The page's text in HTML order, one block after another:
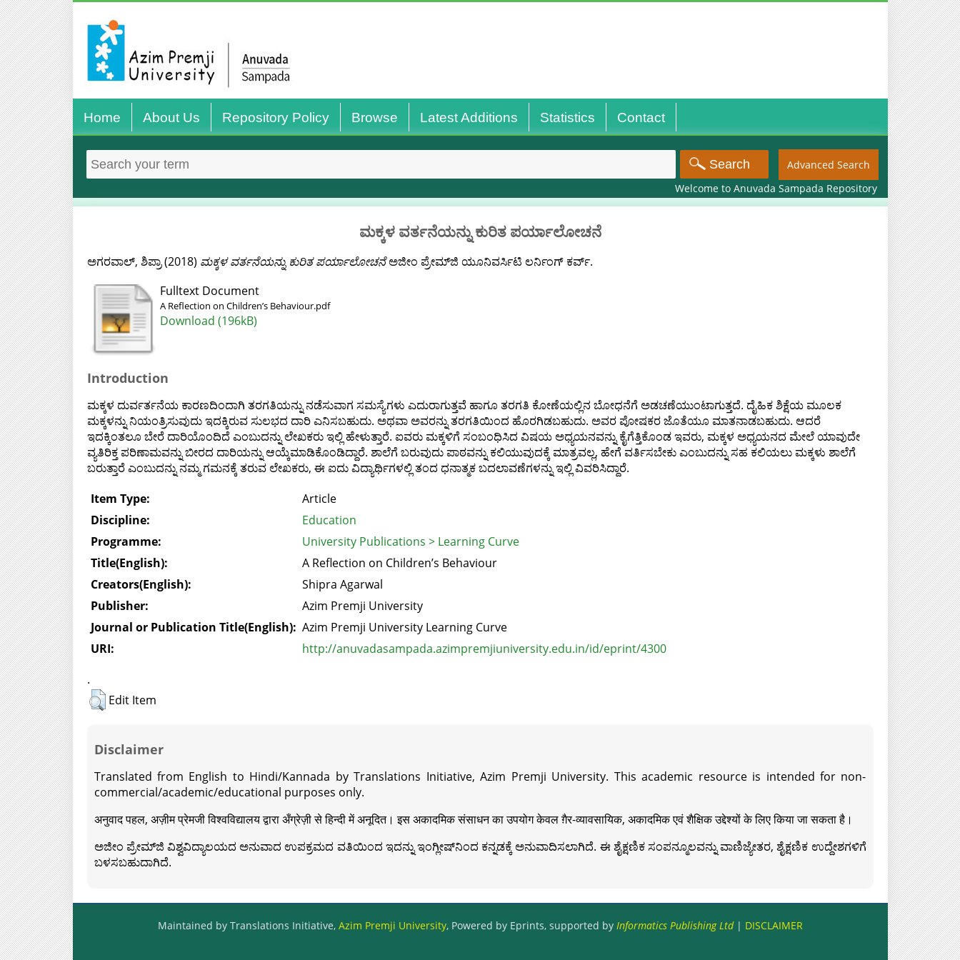
Home About Us Repository Policy Browse Latest Additions Statistics Contact
Advanced Search
Welcome to Anuvada Sampada Repository
ಮಕ್ಕಳ ವರ್ತನೆಯನ್ನು ಕುರಿತ ಪರ್ಯಾಲೋಚನೆ
ಅಗರವಾಲ್, ಶಿಪ್ರಾ(2018) ಮಕ್ಕಳ ವರ್ತನೆಯನ್ನು ಕುರಿತ ಪರ್ಯಾಲೋಚನೆಅಜೀಂ ಪ್ರೇಮ್‌ಜಿ ಯೂನಿವರ್ಸಿಟಿ ಲರ್ನಿಂಗ್ ಕರ್ವ್.
Fulltext Document
A Reflection on Children’s Behaviour.pdf
Download (196kB)
Introduction
ಮಕ್ಕಳ ದುರ್ವರ್ತನೆಯ ಕಾರಣದಿಂದಾಗಿ ತರಗತಿಯನ್ನು ನಡೆಸುವಾಗ ಸಮಸ್ಯೆಗಳು ಎದುರಾಗುತ್ತವೆ ಹಾಗೂ ತರಗತಿ ಕೋಣೆಯಲ್ಲಿನ ಬೋಧನೆಗೆ ಅಡಚಣೆಯುಂಟಾಗುತ್ತದೆ. ದೈಹಿಕ ಶಿಕ್ಷೆಯ ಮೂಲಕ
ಮಕ್ಕಳನ್ನು ನಿಯಂತ್ರಿಸುವುದು ಇದಕ್ಕಿರುವ ಸುಲಭದ ದಾರಿ ಎನಿಸಬಹುದು. ಅಥವಾ ಅವರನ್ನು ತರಗತಿಯಿಂದ ಹೊರಗಿಡಬಹುದು. ಅವರ ಪೋಷಕರ ಜೊತೆಯೂ ಮಾತನಾಡಬಹುದು. ಆದರೆ
ಇದಕ್ಕಿಂತಲೂ ಬೇರೆ ದಾರಿಯೊಂದಿದೆ ಎಂಬುದನ್ನು ಲೇಖಕರು ಇಲ್ಲಿ ಹೇಳುತ್ತಾರೆ. ಐವರು ಮಕ್ಕಳಿಗೆ ಸಂಬಂಧಿಸಿದ ವಿಷಯ ಅಧ್ಯಯನವನ್ನು ಕೈಗೆತ್ತಿಕೊಂಡ ಇವರು, ಮಕ್ಕಳ ಅಧ್ಯಯನದ ಮೇಲೆ ಯಾವುದೇ
ವ್ಯತಿರಿಕ್ತ ಪರಿಣಾಮವನ್ನು ಬೀರದ ದಾರಿಯನ್ನು ಆಯ್ಕೆಮಾಡಿಕೊಂಡಿದ್ದಾರೆ. ಶಾಲೆಗೆ ಬರುವುದು ಪಾಠವನ್ನು ಕಲಿಯುವುದಕ್ಕೆ ಮಾತ್ರವಲ್ಲ, ಹೇಗೆ ವರ್ತಿಸಬೇಕು ಎಂಬುದನ್ನು ಸಹ ಕಲಿಯಲು ಮಕ್ಕಳು ಶಾಲೆಗೆ
ಬರುತ್ತಾರೆ ಎಂಬುದನ್ನು ನಮ್ಮ ಗಮನಕ್ಕೆ ತರುವ ಲೇಖಕರು, ಈ ಐದು ವಿದ್ಯಾರ್ಥಿಗಳಲ್ಲಿ ತಂದ ಧನಾತ್ಮಕ ಬದಲಾವಣೆಗಳನ್ನು ಇಲ್ಲಿ ವಿವರಿಸಿದ್ದಾರೆ.
Item Type:
Article
Discipline:
Education
Programme:
University Publications > Learning Curve
Title(English):
A Reflection on Children’s Behaviour
Creators(English):
Shipra Agarwal
Publisher:
Azim Premji University
Journal or Publication Title(English): Azim Premji University Learning Curve
URI:
http://anuvadasampada.azimpremjiuniversity.edu.in/id/eprint/4300
.
Edit Item
Disclaimer
Translated from English to Hindi/Kannada by Translations Initiative, Azim Premji University. This academic resource is intended for non-
commercial/academic/educational purposes only.
अनुवाद पहल, अज़ीम प्रेमजी विश्वविद्यालय द्वारा अँग्रेज़ी से हिन्दी में अनूदित। इस अकादमिक संसाधन का उपयोग केवल ग़ैर-व्यावसायिक, अकादमिक एवं शैक्षिक उद्देश्यों के लिए किया जा सकता है।
ಅಜೀಂ ಪ್ರೇಮ್‍ಜಿ ವಿಶ್ವವಿದ್ಯಾಲಯದ ಅನುವಾದ ಉಪಕ್ರಮದ ವತಿಯಿಂದ ಇದನ್ನು ಇಂಗ್ಲೀಷ್‍ನಿಂದ ಕನ್ನಡಕ್ಕೆ ಅನುವಾದಿಸಲಾಗಿದೆ. ಈ ಶೈಕ್ಷಣಿಕ ಸಂಪನ್ಮೂಲವನ್ನು ವಾಣಿಜ್ಯೇತರ, ಶೈಕ್ಷಣಿಕ ಉದ್ದೇಶಗಳಿಗೆ
ಬಳಸಬಹುದಾಗಿದೆ.
Maintained by Translations Initiative, Azim Premji University, Powered by Eprints, supported by Informatics Publishing Ltd| DISCLAIMER